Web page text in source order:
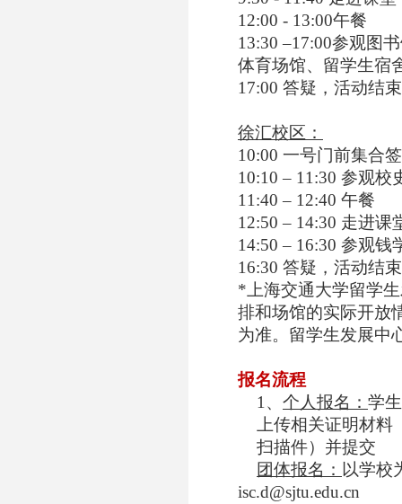
12:00 - 13:00午餐
13:30 –17:00参观图
体育场馆、留学生宿
17:00 答疑，活动结束
徐汇校区：
10:00 一号门前集合
10:10 – 11:30 参观校
11:40 – 12:40 午餐
12:50 – 14:30 走进课
14:50 – 16:30 参观钱
16:30 答疑，活动结束
* 上海交通大学留学
排和场馆的实际开放
为准。留学生发展中
报名流程
1 、 个人报名： 学
上传相关证明材
扫描件）并提交
团体报名： 以学校
isc.d@sjtu.edu.cn